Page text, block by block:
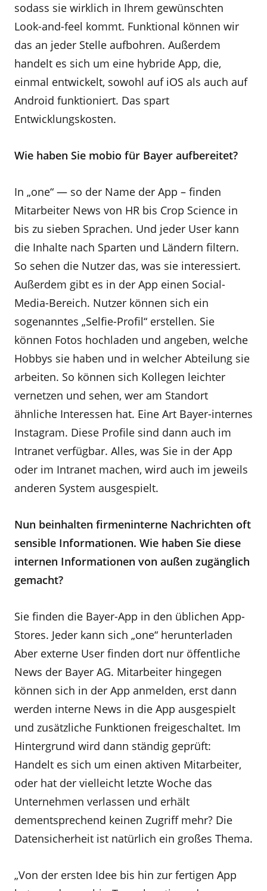
sodass sie wirklich in Ihrem gewünschten
Look-and-feel kommt. Funktional können wir
das an jeder Stelle aufbohren. Außerdem
handelt es sich um eine hybride App, die,
einmal entwickelt, sowohl auf iOS als auch auf
Android funktioniert. Das spart
Entwicklungskosten.
Wie haben Sie mobio für Bayer aufbereitet?
In „one“ — so der Name der App – finden
Mitarbeiter News von HR bis Crop Science in
bis zu sieben Sprachen. Und jeder User kann
die Inhalte nach Sparten und Ländern filtern.
So sehen die Nutzer das, was sie interessiert.
Außerdem gibt es in der App einen Social-
Media-Bereich. Nutzer können sich ein
sogenanntes „Selfie-Profil“ erstellen. Sie
können Fotos hochladen und angeben, welche
Hobbys sie haben und in welcher Abteilung sie
arbeiten. So können sich Kollegen leichter
vernetzen und sehen, wer am Standort
ähnliche Interessen hat. Eine Art Bayer-internes
Instagram. Diese Profile sind dann auch im
Intranet verfügbar. Alles, was Sie in der App
oder im Intranet machen, wird auch im jeweils
anderen System ausgespielt.
Nun beinhalten firmeninterne Nachrichten oft
sensible Informationen. Wie haben Sie diese
internen Informationen von außen zugänglich
gemacht?
Sie finden die Bayer-App in den üblichen App-
Stores. Jeder kann sich „one“ herunterladen
Aber externe User finden dort nur öffentliche
News der Bayer AG. Mitarbeiter hingegen
können sich in der App anmelden, erst dann
werden interne News in die App ausgespielt
und zusätzliche Funktionen freigeschaltet. Im
Hintergrund wird dann ständig geprüft:
Handelt es sich um einen aktiven Mitarbeiter,
oder hat der vielleicht letzte Woche das
Unternehmen verlassen und erhält
dementsprechend keinen Zugriff mehr? Die
Datensicherheit ist natürlich ein großes Thema.
„Von der ersten Idee bis hin zur fertigen App